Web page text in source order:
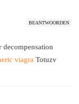
BEANTWOORDEN
decompensation
viagra Totuzv